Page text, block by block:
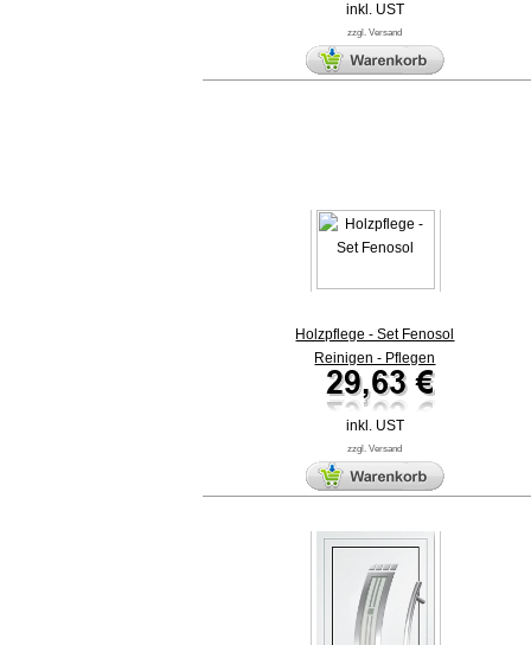
inkl. UST
zzgl. Versand
Holzpflege - Set Fenosol
Reinigen - Pflegen
inkl. UST
zzgl. Versand